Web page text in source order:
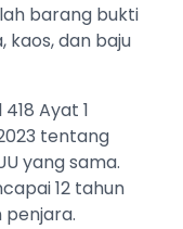
barang bukti
dan baju
Ayat 1
tentang
yang sama.
12 tahun
penjara.